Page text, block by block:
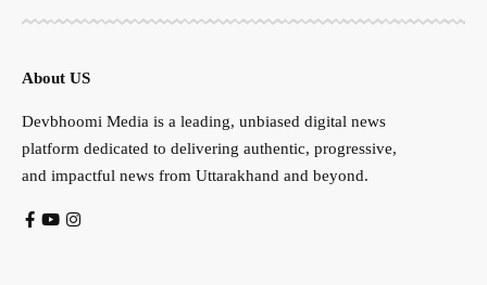
About US
Devbhoomi Media is a leading, unbiased digital news
platform dedicated to delivering authentic, progressive,
and impactful news from Uttarakhand and beyond.